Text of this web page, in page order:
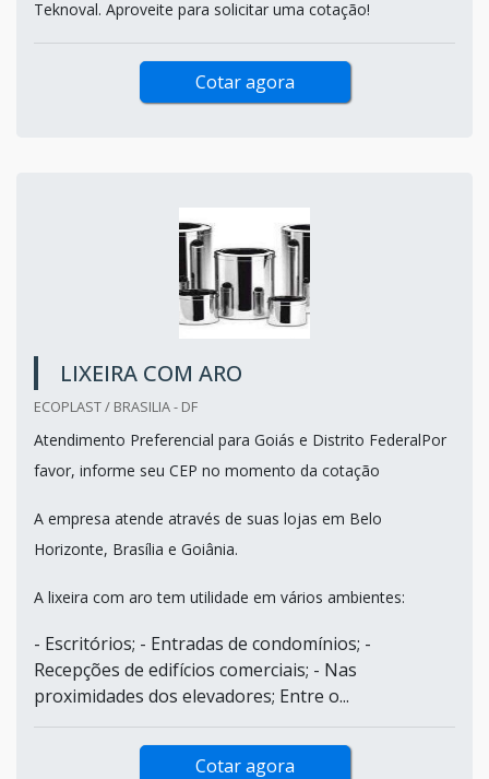
Teknoval. Aproveite para solicitar uma cotação!
Cotar agora
LIXEIRA COM ARO
ECOPLAST / BRASILIA - DF
Atendimento Preferencial para Goiás e Distrito FederalPor
favor, informe seu CEP no momento da cotação
A empresa atende através de suas lojas em Belo
Horizonte, Brasília e Goiânia.
A lixeira com aro tem utilidade em vários ambientes:
- Escritórios; - Entradas de condomínios; -
Recepções de edifícios comerciais; - Nas
proximidades dos elevadores; Entre o...
Cotar agora